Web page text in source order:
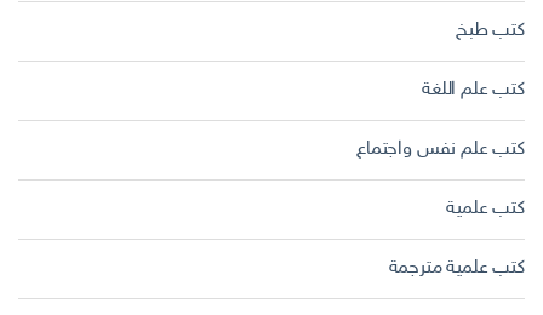
كتب طبخ
كتب علم اللغة
كتب علم نفس واجتماع
كتب علمية
كتب علمية مترجمة